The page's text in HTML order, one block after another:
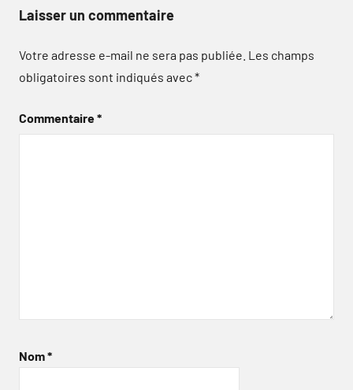
Laisser un commentaire
Votre adresse e-mail ne sera pas publiée. Les champs
obligatoires sont indiqués avec*
Commentaire*
Nom*